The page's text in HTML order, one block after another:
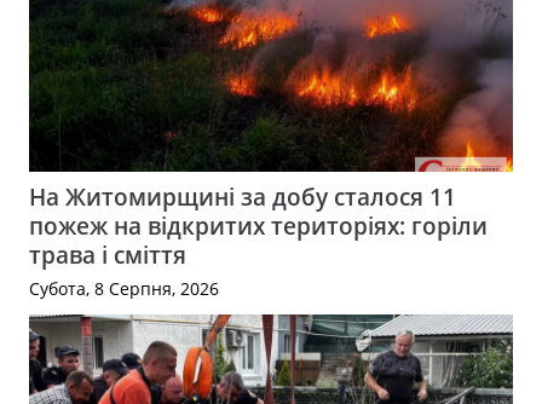
На Житомирщині за добу сталося 11
пожеж на відкритих територіях: горіли
трава і сміття
Субота, 8 Серпня, 2026